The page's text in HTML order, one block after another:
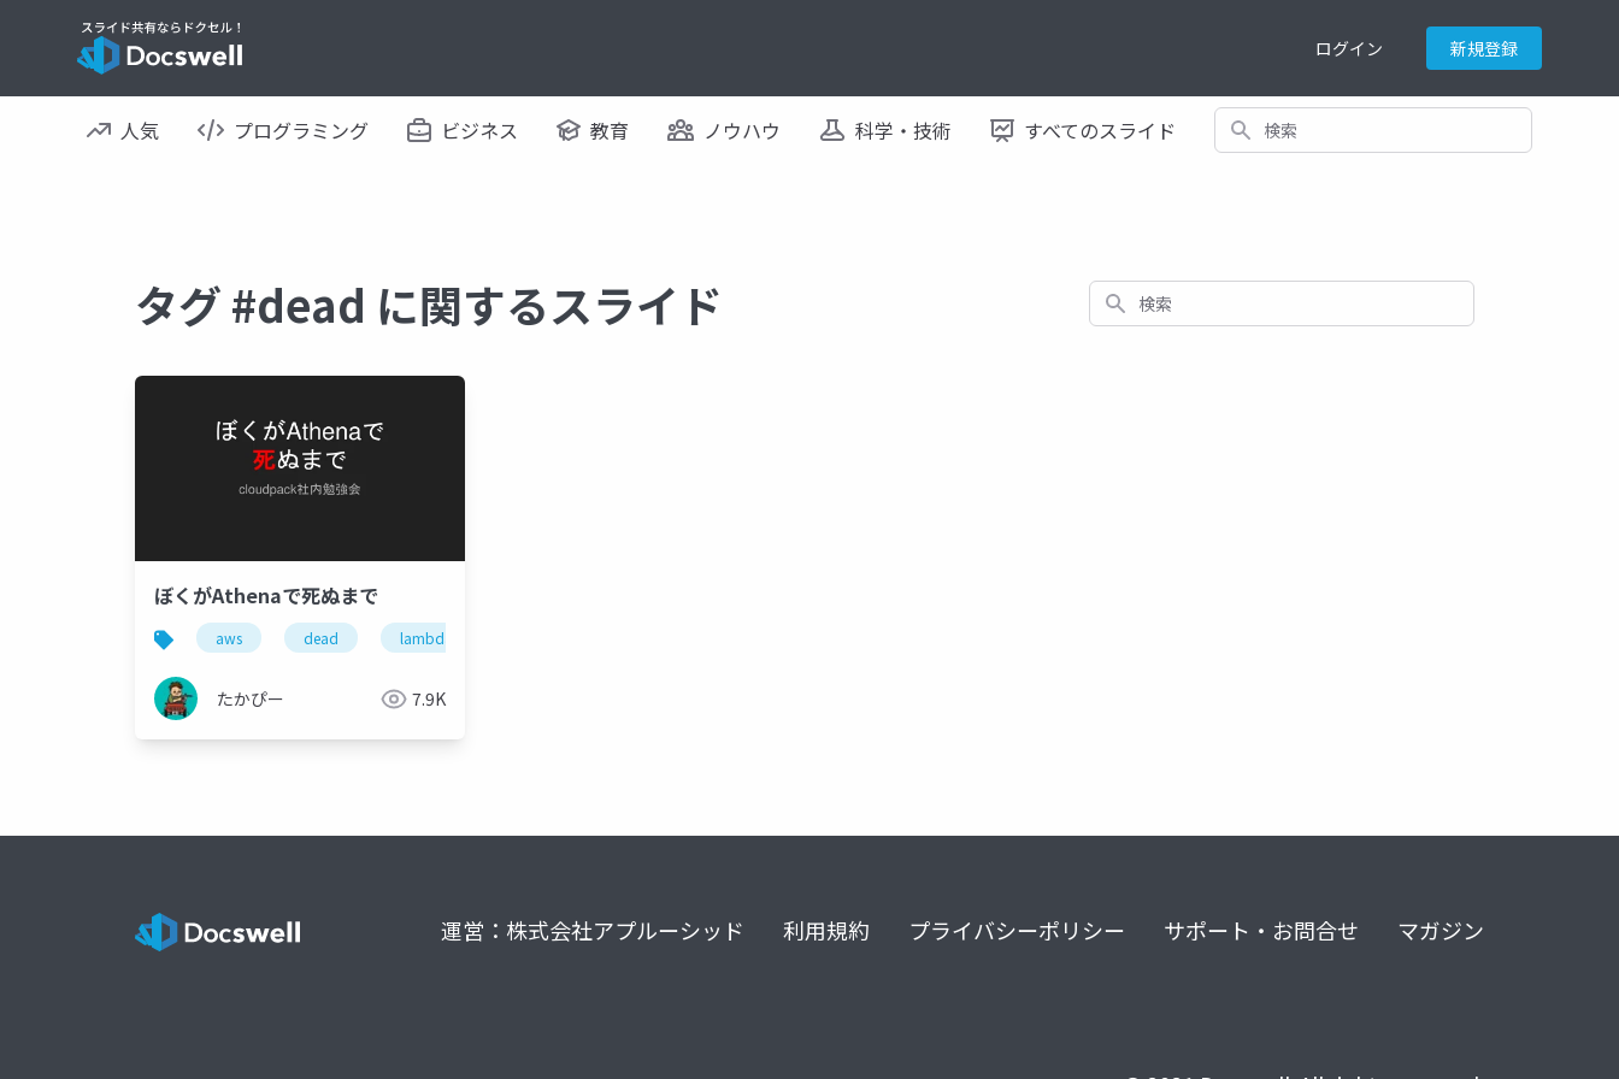
ログイン 新規登録
人気 プログラミング ビジネス 教育 ノウハウ 科学・技術 すべてのスライド 検索
タグ #dead に関するスライド 検索
ぼくがAthenaで死ぬまで
aws dead lambda
たかぴー 7.9K
運営：株式会社アプルーシッド 利用規約 プライバシーポリシー サポート・お問合せ マガジン